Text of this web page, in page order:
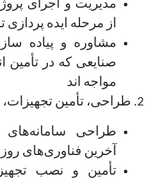
مدیریت و اجرای
از مرحله ایده پردازی
مشاوره و پیاده
صنایعی که در تأمین
مواجه اند
طراحی سامانه‌های
آخرین فناوری‌های روز
تأمین و نصب